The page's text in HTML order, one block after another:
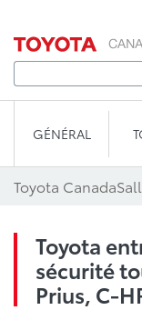
GÉNÉRAL
Toyota Canada
Toyota
sécurité
Prius, C-